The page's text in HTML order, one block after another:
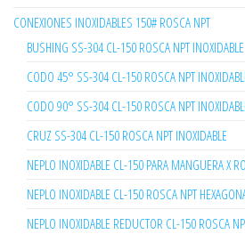
CONEXIONES INOXIDABLES 150# ROSCA NPT
BUSHING SS-304 CL-150 ROSCA NPT INOXIDABLE
CODO 45° SS-304 CL-150 ROSCA NPT
CODO 90° SS-304 CL-150 ROSCA NPT
CRUZ SS-304 CL-150 ROSCA NPT INOXIDABLE
NEPLO INOXIDABLE CL-150 PARA MANGUERA X
NEPLO INOXIDABLE CL-150 ROSCA NPT
NEPLO INOXIDABLE REDUCTOR CL-150 ROSCA